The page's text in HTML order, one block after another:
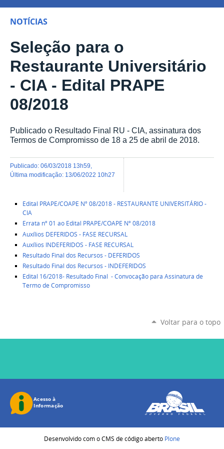
NOTÍCIAS
Seleção para o
Restaurante Universitário
- CIA - Edital PRAPE
08/2018
Publicado o Resultado Final RU - CIA, assinatura dos
Termos de Compromisso de 18 a 25 de abril de 2018.
publicado: 06/03/2018 13h59
última modificação: 13/06/2022 10h27
Edital PRAPE/COAPE Nº 08/2018 - RESTAURANTE UNIVERSITÁRIO -
CIA
Errata nº 01 ao Edital PRAPE/COAPE Nº 08/2018
Auxílios DEFERIDOS - FASE RECURSAL
Auxílios INDEFERIDOS - FASE RECURSAL
Resultado Final dos Recursos - DEFERIDOS
Resultado Final dos Recursos - INDEFERIDOS
Edital 16/2018- Resultado Final - Convocação para Assinatura de
Termo de Compromisso
Voltar para o topo
Desenvolvido com o CMS de código aberto Plone